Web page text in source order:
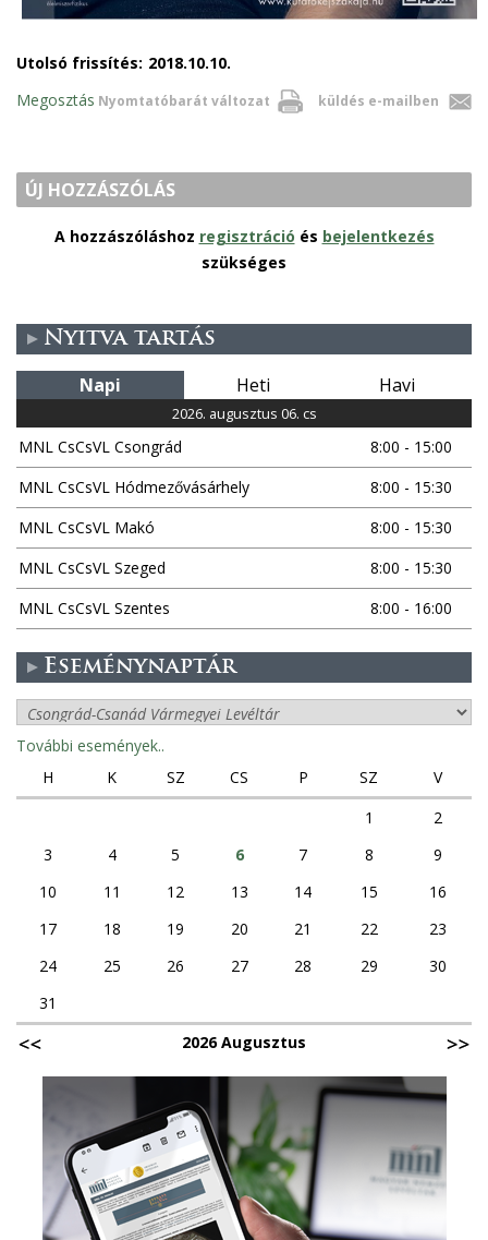
Utolsó frissítés: 2018.10.10.
Nyomtatóbarát változat küldés e-mailben
Megosztás
ÚJ HOZZÁSZÓLÁS
A hozzászóláshoz regisztráció és bejelentkezés
szükséges
Nyitva tartás
Napi Heti Havi
2026. augusztus 06. cs
MNL CsCsVL Csongrád
8:00 - 15:00
MNL CsCsVL Hódmezővásárhely
8:00 - 15:30
MNL CsCsVL Makó
8:00 - 15:30
MNL CsCsVL Szeged
8:00 - 15:30
MNL CsCsVL Szentes
8:00 - 16:00
Eseménynaptár
További események..
H
K SZ CS P SZ
V
1
2
3
4 5 6 7 8
9
10
11 12 13 14 15
16
17
18 19 20 21 22
23
24
25 26 27 28 29
30
31
2026 Augusztus